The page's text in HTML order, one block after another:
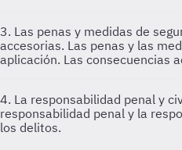
3. Las penas y medidas de
accesorias. Las penas y las
aplicación. Las consecuencias
4. La responsabilidad penal y
responsabilidad penal y la
los delitos.